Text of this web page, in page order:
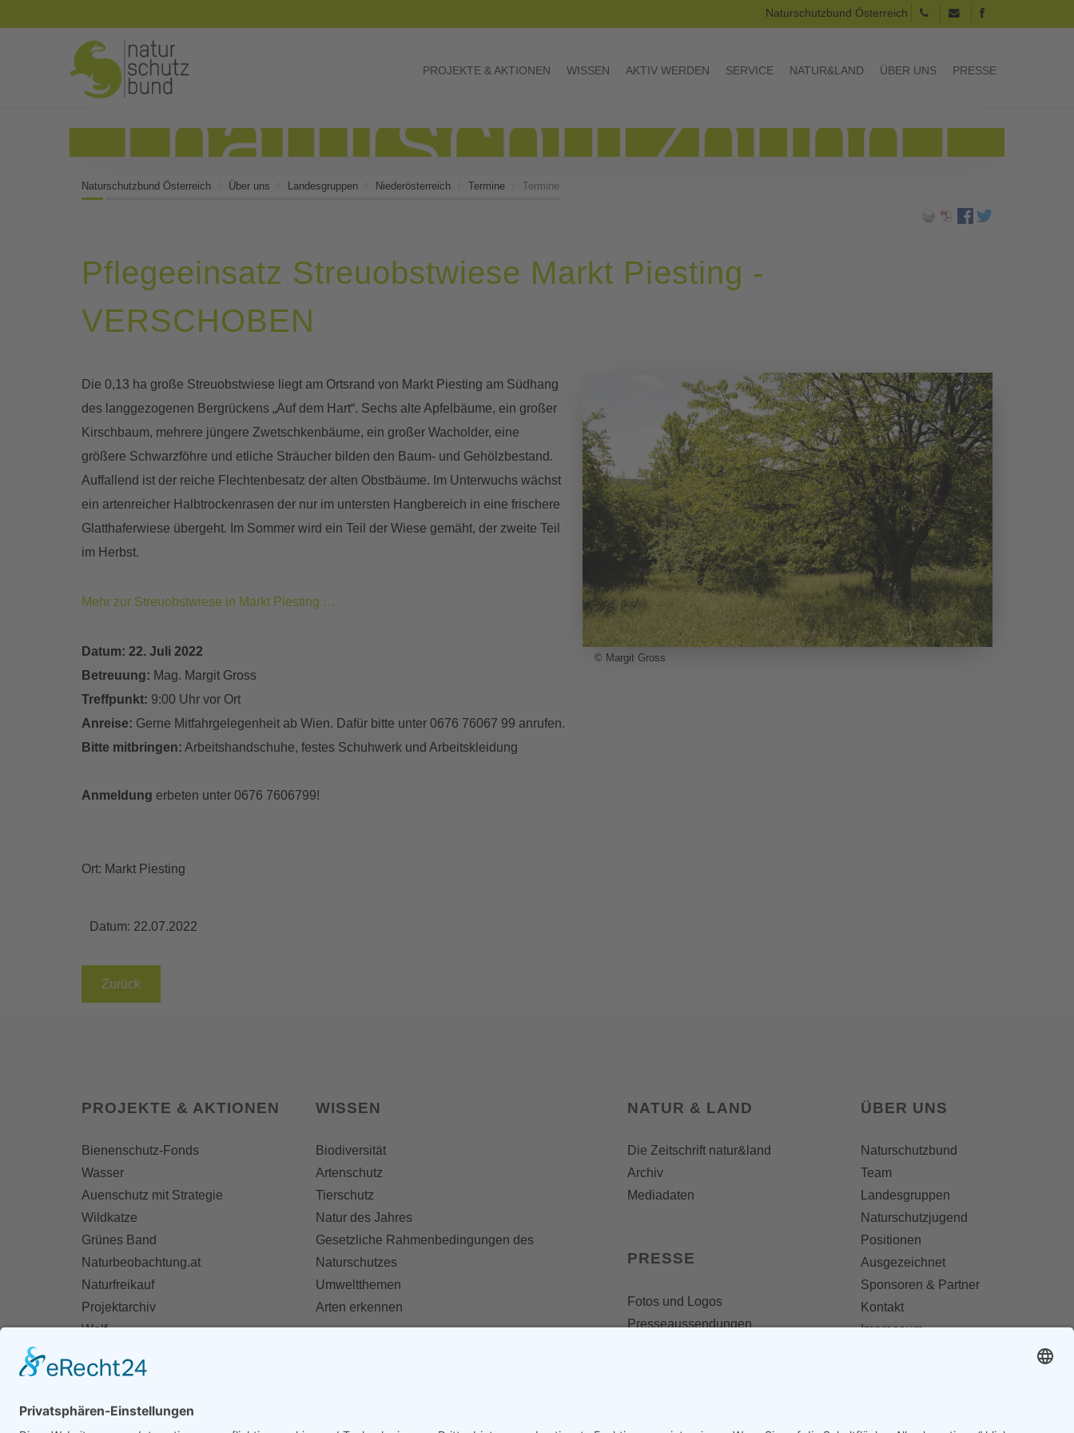
Naturschutzbund Österreich
PROJEKTE & AKTIONEN WISSEN AKTIV WERDEN SERVICE NATUR&LAND ÜBER UNS PRESSE
Naturschutzbund Österreich Über uns Landesgruppen Niederösterreich Termine Termine
Pflegeeinsatz Streuobstwiese Markt Piesting -
VERSCHOBEN
© Margit Gross
Die 0,13 ha große Streuobstwiese liegt am Ortsrand von Markt Piesting am Südhang
des langgezogenen Bergrückens „Auf dem Hart“. Sechs alte Apfelbäume, ein großer
Kirschbaum, mehrere jüngere Zwetschkenbäume, ein großer Wacholder, eine
größere Schwarzföhre und etliche Sträucher bilden den Baum- und Gehölzbestand.
Auffallend ist der reiche Flechtenbesatz der alten Obstbäume. Im Unterwuchs wächst
ein artenreicher Halbtrockenrasen der nur im untersten Hangbereich in eine frischere
Glatthaferwiese übergeht. Im Sommer wird ein Teil der Wiese gemäht, der zweite Teil
im Herbst.
Mehr zur Streuobstwiese in Markt Piesting …
Datum: 22. Juli 2022
Betreuung: Mag. Margit Gross
Treffpunkt: 9:00 Uhr vor Ort
Anreise: Gerne Mitfahrgelegenheit ab Wien. Dafür bitte unter 0676 76067 99 anrufen.
Bitte mitbringen: Arbeitshandschuhe, festes Schuhwerk und Arbeitskleidung
Anmeldung erbeten unter 0676 7606799!
Ort: Markt Piesting
Datum: 22.07.2022
Zurück
PROJEKTE & AKTIONEN
Bienenschutz-Fonds
Wasser
Auenschutz mit Strategie
Wildkatze
Grünes Band
Naturbeobachtung.at
Naturfreikauf
Projektarchiv
Wolf
WISSEN
Biodiversität
Artenschutz
Tierschutz
Natur des Jahres
Gesetzliche Rahmenbedingungen des
Naturschutzes
Umweltthemen
Arten erkennen
NATUR & LAND
Die Zeitschrift natur&land
Archiv
Mediadaten
PRESSE
Fotos und Logos
Presseaussendungen
ÜBER UNS
Naturschutzbund
Team
Landesgruppen
Naturschutzjugend
Positionen
Ausgezeichnet
Sponsoren & Partner
Kontakt
Impressum